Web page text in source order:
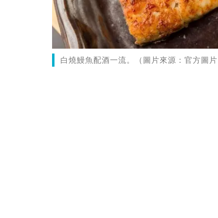
白燒鰻魚配酒一流。（圖片來源：官方圖